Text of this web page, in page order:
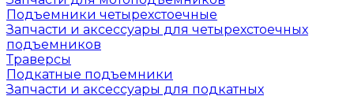
Подъемники четырехстоечные
Запчасти и аксессуары для четырехстоечных
подъемников
Траверсы
Подкатные подъемники
Запчасти и аксессуары для подкатных